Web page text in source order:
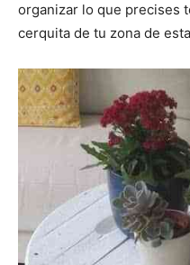
organizar lo que precises
cerquita de tu zona de